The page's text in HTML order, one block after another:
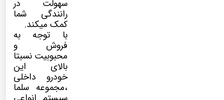
سهولت در
رانندگی شما
کمک میکند.
با توجه به
فروش و
محبوبیت نسبتا
بالای این
خودرو داخلی
،مجموعه سلما